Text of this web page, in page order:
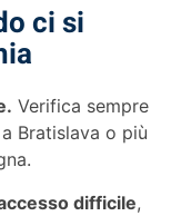
ci si
Verifica sempre
Bratislava o più
difficile,